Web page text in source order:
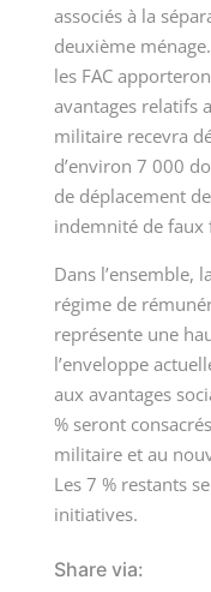
associés à la
deuxième
les FAC
avantages relatifs
militaire recevra
d’environ 7 000
de déplacement de
indemnité de faux
Dans l’ensemble,
régime de
représente une
l’enveloppe
aux avantages
%seront
militaire et au
Les 7 %restants
initiatives.
Share via: